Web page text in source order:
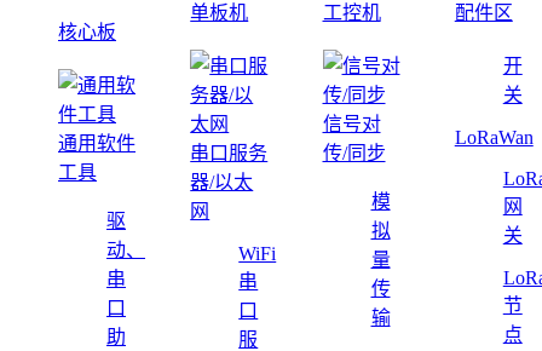
核心板
单板机 工控机 配件区
通用软件
工具
驱
动、
串
口
助
串口服务
器/以太
网
WiFi
串
口
服
信号对
传/同步
模
拟
量
传
输
开
关
LoRaWan
网
关
节
点